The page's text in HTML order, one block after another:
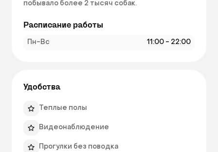
побывало более 2 тысяч собак.
Принимаем только собак мелких и средних
пород (приблизительно до 45 см в холке)
полами и видеонаблюдением.
надёжно огорожена и абсолютно безопасна
оборудованы две площадки.
Подбираем каждому питомцу друзей,
Расписание работы
Пн-Вс 11:00 - 22:00
Удобства
Теплые полы
Видеонаблюдение
Прогулки без поводка